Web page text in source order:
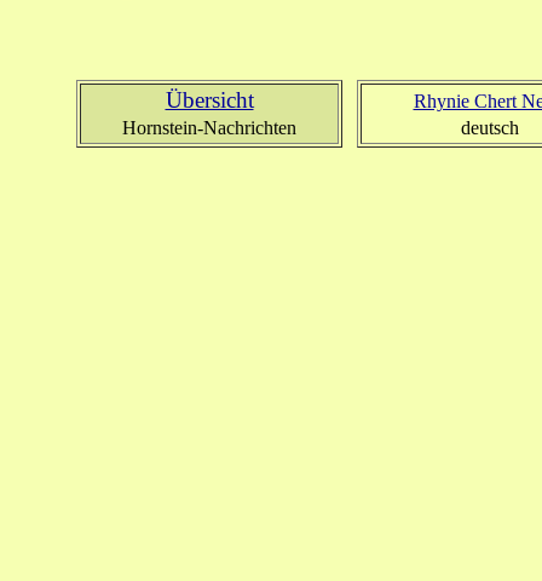
Übersicht
Hornstein-Nachrichten
Rhynie Chert
deutsch